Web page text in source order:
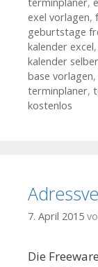
exel vorlagen,
geburtstage
kalender excel,
kalender
base vorlagen,
terminplaner,
kostenlos
7. April 2015
Die